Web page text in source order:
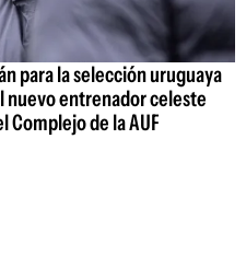
para la selección uruguaya
nuevo entrenador celeste
Complejo de la AUF